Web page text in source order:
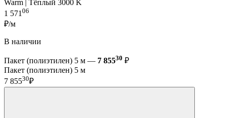
Warm | Тёплый 3000 K
1 571 06
₽/м
В наличии
Пакет (полиэтилен) 5 м — 7 85530 ₽
Пакет (полиэтилен) 5 м
7 85530₽